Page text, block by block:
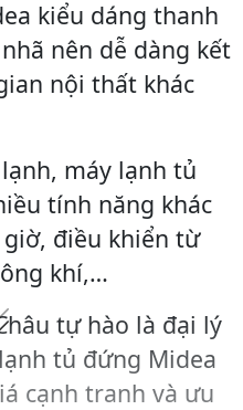
kiểu dáng thanh
nên dễ dàng kết
nội thất khác
máy lạnh tủ
tính năng khác
điều khiển từ
khí,…
tự hào là đại lý
tủ đứng Midea
cạnh tranh và ưu